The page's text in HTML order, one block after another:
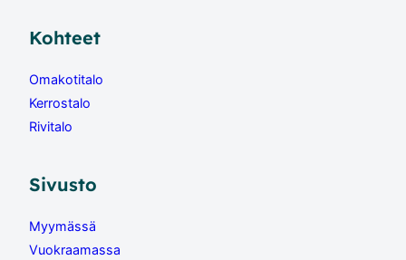
Kohteet
Omakotitalo
Kerrostalo
Rivitalo
Sivusto
Myymässä
Vuokraamassa